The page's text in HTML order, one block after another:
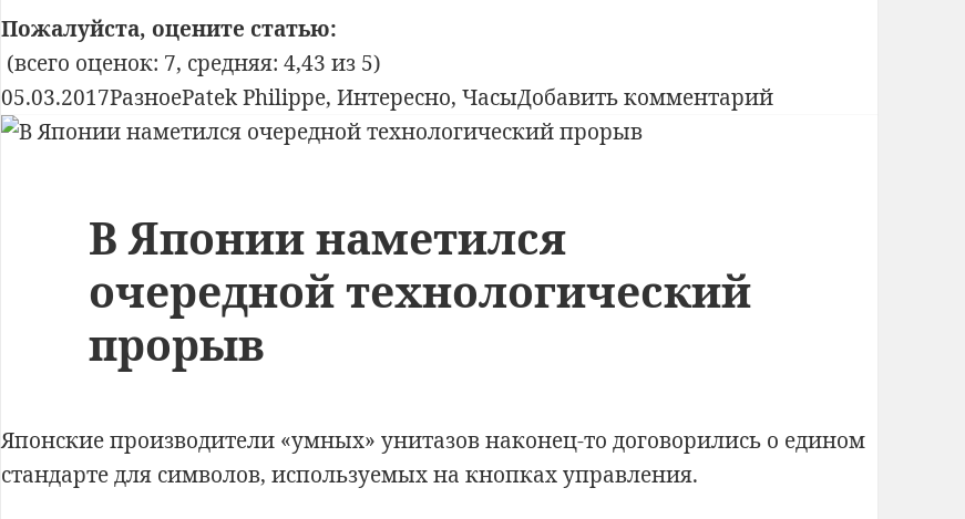
швейцарские
часы
Patek
Philippe
Ref.
Пожалуйста, оцените статью:
(всего оценок: 7, средняя: 4,43 из 5)
Опубликовано
05.03.2017Рубрики
РазноеМетки
Patek Philippe,Интересно,ЧасыДобавить комментарийк
Ref.
В Японии наметился
очередной технологический
прорыв
Японские производители «умных» унитазов наконец-то договорились о едином
стандарте для символов, используемых на кнопках управления.